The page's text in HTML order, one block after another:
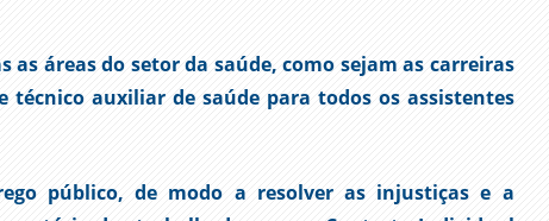
as áreas do setor da saúde, como sejam as carreiras
auxiliar de saúde para todos os assistentes
público, de modo a resolver as injustiças e a